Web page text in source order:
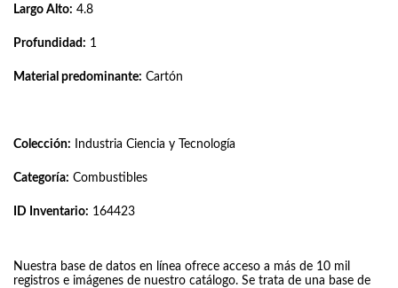
Largo Alto: 4.8
Profundidad: 1
Material predominante: Cartón
Colección: Industria Ciencia y Tecnología
Categoría: Combustibles
ID Inventario: 164423
Nuestra base de datos en línea ofrece acceso a más de 10 mil
registros e imágenes de nuestro catálogo. Se trata de una base de